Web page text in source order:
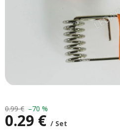
0.99 € –70 %
0.29 € / Set